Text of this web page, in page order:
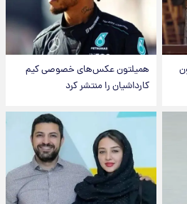
همیلتون عکس‌های خصوصی کیم‌
کارداشیان را منتشر کرد